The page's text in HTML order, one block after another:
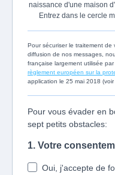
naissance d'une maison
Entrez dans le cercle
Pour sécuriser le traitement
diffusion de nos messages,
française largement utilisée
règlement européen sur la
application le 25 mai 2018
Pour vous évader en
sept petits obstacles:
1. Votre
Oui, j'accepte de